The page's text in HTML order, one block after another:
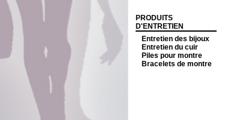
PRODUITS
D'ENTRETIEN
Entretien des bijoux
Entretien du cuir
Piles pour montre
Bracelets de montre